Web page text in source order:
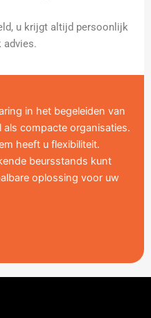
u krijgt altijd persoonlijk
advies.
in het begeleiden van
compacte organisaties.
heeft u flexibiliteit.
beursstands kunt
oplossing voor uw